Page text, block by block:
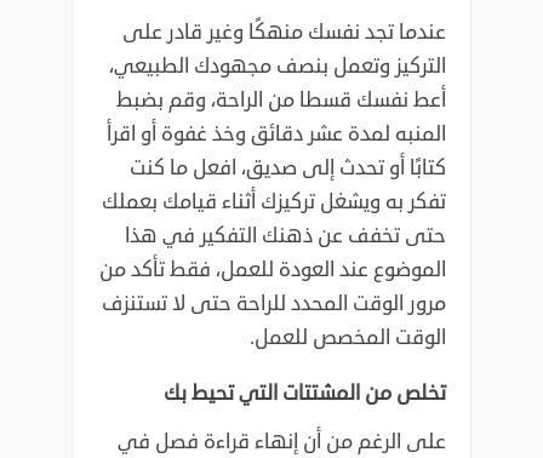
عندما تجد نفسك منهكًا وغير قادر على
التركيز وتعمل بنصف مجهودك الطبيعي،
أعط نفسك قسطا من ‏الراحة، وقم بضبط
المنبه لمدة عشر دقائق وخذ غفوة أو اقرأ
كتابًا أو تحدث إلى صديق، افعل ما كنت
تفكر ‏به ويشغل تركيزك أثناء قيامك بعملك
حتى تخفف عن ذهنك التفكير في هذا
الموضوع عند العودة للعمل، فقط ‏تأكد من
مرور الوقت المحدد للراحة حتى لا تستنزف
الوقت المخصص للعمل‎.‎
تخلص من المشتتات التي تحيط بك
على الرغم من أن إنهاء قراءة فصل في